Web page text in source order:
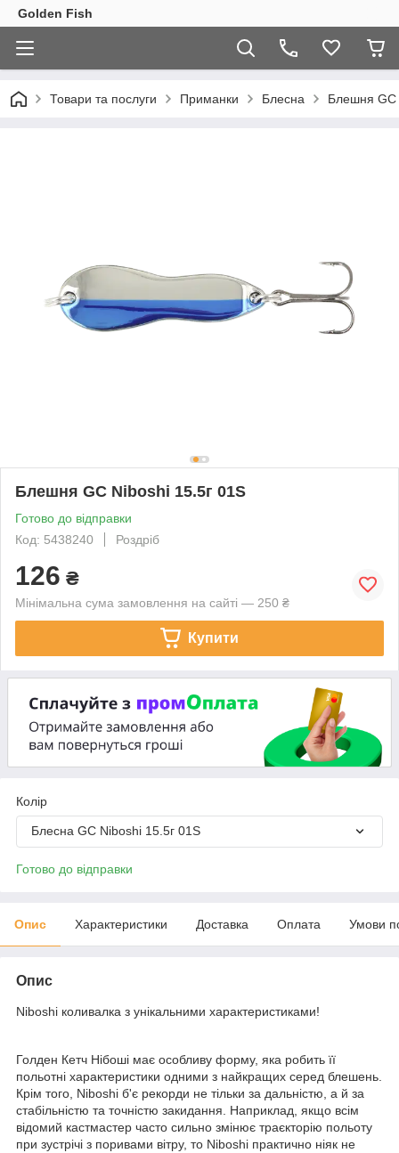
Golden Fish
Товари та послуги Приманки Блесна Блешня GC
Блешня GC Niboshi 15.5г 01S
Готово до відправки
Код: 5438240
Роздріб
126 ₴
Мінімальна сума замовлення на сайті — 250 ₴
Купити
Колір
Блесна GC Niboshi 15.5г 01S
Готово до відправки
Опис Характеристики Доставка Оплата Умови
Опис
Niboshi коливалка з унікальними характеристиками!
Голден Кетч Нібоші має особливу форму, яка робить її
польотні характеристики одними з найкращих серед блешень.
Крім того, Niboshi б'є рекорди не тільки за дальністю, а й за
стабільністю та точністю закидання. Наприклад, якщо всім
відомий кастмастер часто сильно змінює траєкторію польоту
при зустрічі з поривами вітру, то Niboshi практично ніяк не